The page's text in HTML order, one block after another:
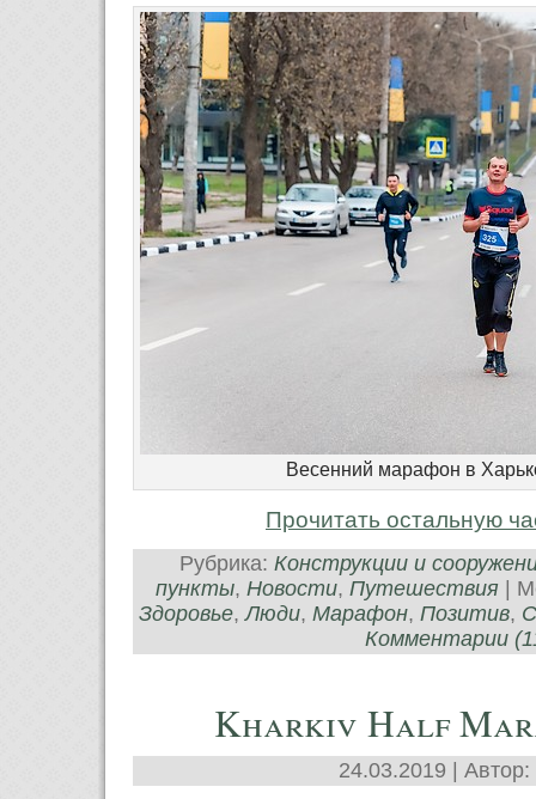
Весенний марафон в
Прочитать остальную
Рубрика: Конструкции и
пункты, Новости, Путешествия |
Здоровье,Люди, Марафон, Позитив,
Комментарии
Kharkiv Half
24.03.2019 | Автор: